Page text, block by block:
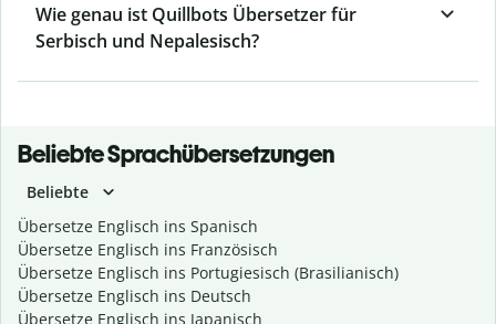
Wie genau ist Quillbots Übersetzer für
Serbisch und Nepalesisch?
Beliebte Sprachübersetzungen
Beliebte
Übersetze Englisch ins Spanisch
Übersetze Englisch ins Französisch
Übersetze Englisch ins Portugiesisch (Brasilianisch)
Übersetze Englisch ins Deutsch
Übersetze Englisch ins Japanisch